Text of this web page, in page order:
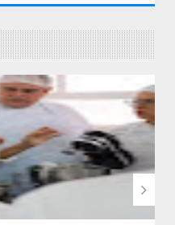
YOU MIGHT BE LOOKING FOR
